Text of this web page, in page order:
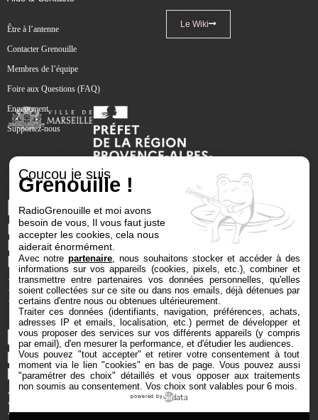
Être à l’antenne
Contacter Grenouille
Membres de l’équipe
Foire aux Questions (FAQ)
Engagement
Supportez-nous
Le Wiki
Coucou je suis
Grenouille !
RadioGrenouille et moi avons
besoin de vous, Il vous faut juste
accepter les cookies, cela nous
aiderait énormément.
Avec notrepartenaire , nous souhaitons stocker et accéder à des
informations sur vos appareils (cookies, pixels, etc.), combiner et
transmettre entre partenaires vos données personnelles, qu'elles
soient collectées sur ce site ou dans nos emails, déjà détenues par
certains d'entre nous ou obtenues ultérieurement.
Traiter ces données (identifiants, navigation, préférences, achats,
adresses IP et emails, localisation, etc.) permet de développer et
vous proposer des services sur vos différents appareils (y compris
par email), d'en mesurer la performance, et d'étudier les audiences.
Vous pouvez "tout accepter" et retirer votre consentement à tout
moment via le lien "cookies" en bas de page. Vous pouvez aussi
"paramétrer des choix" détaillés et vous opposer aux traitements
non soumis au consentement. Vos choix sont valables pour 6 mois.
powered by